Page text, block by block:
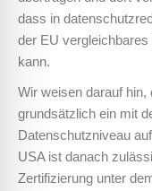
dass in
der EU
kann.
Wir weisen darauf
grundsätzlich ein mit
Datenschutzniveau
USA ist danach
Zertifizierung unter